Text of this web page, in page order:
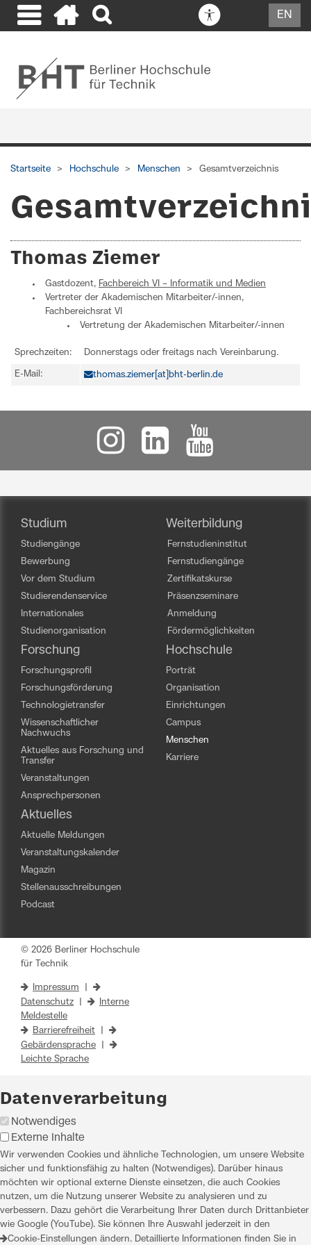
EN
Startseite Hochschule Menschen Gesamtverzeichnis
Thomas Ziemer
Gastdozent, Fachbereich VI – Informatik und Medien
Vertreter der Akademischen Mitarbeiter/-innen,
Fachbereichsrat VI
Vertretung der Akademischen Mitarbeiter/-innen
Sprechzeiten: Donnerstags oder freitags nach Vereinbarung.
E-Mail: thomas.ziemer[at]bht-berlin.de
Studium
Studiengänge
Bewerbung
Vor dem Studium
Studierendenservice
Internationales
Studienorganisation
Weiterbildung
Fernstudieninstitut
Fernstudiengänge
Zertifikatskurse
Präsenzseminare
Anmeldung
Fördermöglichkeiten
Forschung
Forschungsprofil
Forschungsförderung
Technologietransfer
Wissenschaftlicher
Nachwuchs
Aktuelles aus Forschung und
Transfer
Veranstaltungen
Ansprechpersonen
Hochschule
Porträt
Organisation
Einrichtungen
Campus
Menschen
Karriere
Aktuelles
Aktuelle Meldungen
Veranstaltungskalender
Magazin
Stellenausschreibungen
Podcast
© 2026 Berliner Hochschule
für Technik
Impressum
Datenschutz
Interne
Meldestelle
Barrierefreiheit
Gebärdensprache
Leichte Sprache
Datenverarbeitung
Notwendiges
Externe Inhalte
Wir verwenden Cookies und ähnliche Technologien, um unsere Website
sicher und funktionsfähig zu halten (Notwendiges). Darüber hinaus
möchten wir optional externe Dienste einsetzen, die auch Cookies
nutzen, um die Nutzung unserer Website zu analysieren und zu
verbessern. Dazu gehört die Verarbeitung Ihrer Daten durch Drittanbieter
wie Google (YouTube). Sie können Ihre Auswahl jederzeit in den
Cookie-Einstellungen ändern. Detaillierte Informationen finden Sie in